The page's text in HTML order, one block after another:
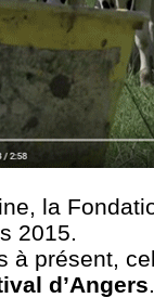
la
2015.
à présent,
d’Angers